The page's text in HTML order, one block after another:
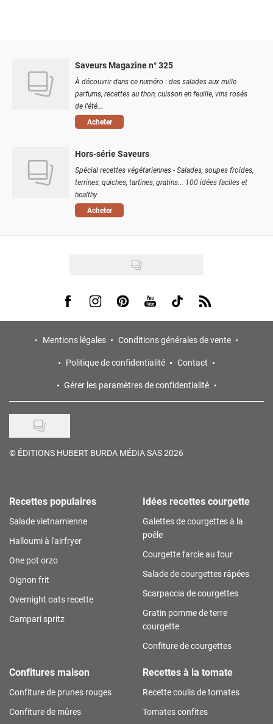
Saveurs Magazine n° 325
À découvrir dans ce numéro : des salades aux mille
parfums, recettes au thon, cuisson en feuille, vins rosés
de l'été...
Acheter
Hors-série Saveurs
Spécial recettes végétariennes - Salades, soupes froides,
terrines, quiches, tartines, gratins... 100 idées faciles et
healthy
Acheter
Visit us on Facebook
Visit us on Instagram
Visit us on Pinterest
Visit us on Youtube
Visit us on Tiktok
Visit us on Rss
Mentions légales
Conditions générales de vente
Politique de confidentialité
Contact
Gérer les paramètres de confidentialité
© ÉDITIONS HUBERT BURDA MÉDIA SAS 2026
Recettes populaires
Salade vietnamienne
Halloumi à l'airfryer
One pot orzo
Oignon frit
Overnight oats recette
Campari spritz
Idées recettes courgette
Galettes de courgettes à la
poêle
Courgette farcie au four
Salade de courgettes râpées
Scarpaccia de courgettes
Gratin pomme de terre
courgette
Confiture de courgettes
Confitures maison
Confiture de prunes rouges
Confiture de mûres
Recettes à la tomate
Recette coulis de tomates
Tomates confites